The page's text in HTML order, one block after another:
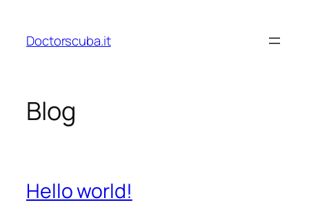
contenuto
Doctorscuba.it
Blog
Hello world!